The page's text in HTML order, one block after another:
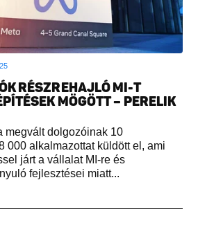
RÉSZREHAJLÓ MI-T
MÖGÖTT – PERELIK
megvált dolgozóinak 10
000 alkalmazottat küldött el, ami
járt a vállalat MI-re és
fejlesztései miatt...